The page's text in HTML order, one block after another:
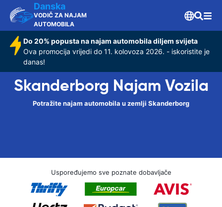
Danska
VODIČ ZA NAJAM
AUTOMOBILA
Do 20% popusta na najam automobila diljem svijeta
Ova promocija vrijedi do 11. kolovoza 2026. - iskoristite je
danas!
Skanderborg Najam Vozila
Potražite najam automobila u zemlji Skanderborg
Uspoređujemo sve poznate dobavljače